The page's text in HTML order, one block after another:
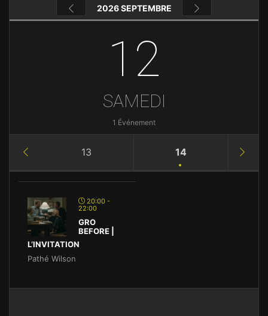
2026 SEPTEMBRE
12
SAMEDI
1 Événement
13 14
20:00 -
22:00
GRO
BEFORE |
L’INVITATION
Pathé Wilson